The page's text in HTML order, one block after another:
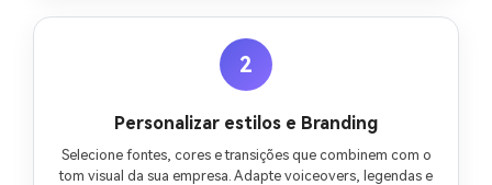
2
Personalizar estilos e Branding
Selecione fontes, cores e transições que combinem com o
tom visual da sua empresa. Adapte voiceovers, legendas e